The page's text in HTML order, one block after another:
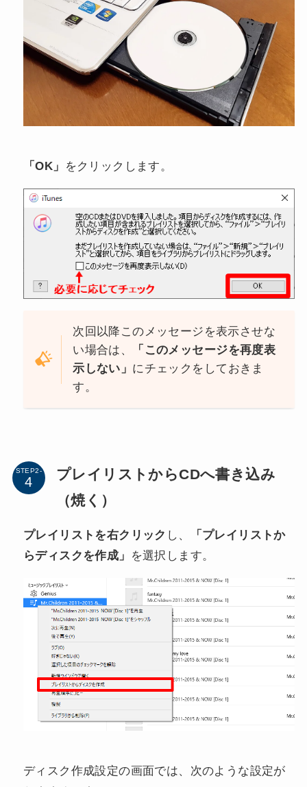
「OK」 をクリックします。
次回以降このメッセージを表示させな
い場合は、
「このメッセージを再度表
示しない」 にチェックをしておきま
す。
STEP2-
プレイリストからCDへ書き込み
（焼く）
プレイリストを右クリック し、
「プレイリストか
らディスクを作成」
を選択します。
ディスク作成設定の画面では、次のような設定が